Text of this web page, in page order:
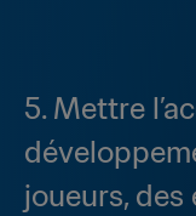
5. Mettre
joueurs, des